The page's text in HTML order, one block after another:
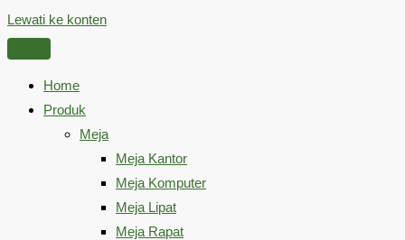
Lewati ke konten
Home
Produk
Meja
Meja Kantor
Meja Komputer
Meja Lipat
Meja Rapat